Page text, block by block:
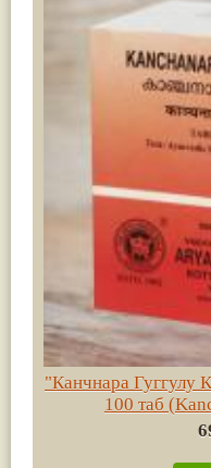
"Канчнара Гуггулу
100 таб